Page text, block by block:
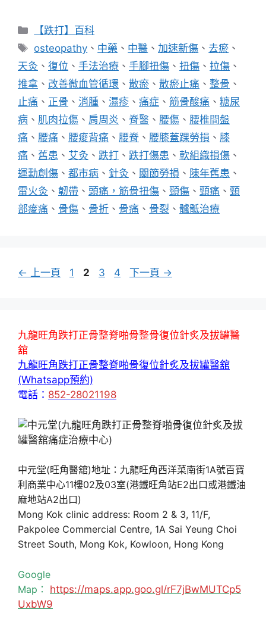
分
類
【跌打】百科
標
籤
osteopathy 、 中藥 、 中醫 、加速新傷 、去瘀 、
天灸 、 復位 、 手法治療 、 手腳扭傷 、 扭傷 、 拉傷 、
推拿 、 改善微血管循環 、 散瘀 、 散瘀止痛 、 整骨 、
止痛 、 正骨 、 消腫 、 濕疹 、 痛症 、 筋骨酸痛 、 糖尿
病 、 肌肉拉傷 、 肩周炎 、 脊醫 、 腰傷 、 腰椎間盤
痛 、 腰痛 、 腰痠背痛 、 腰脊 、 腰膝蓋踝勞損 、 膝
痛 、 舊患 、 艾灸 、 跌打 、 跌打傷患 、 軟組織損傷 、
運勳創傷 、 都市病 、 針灸 、 關節勞損 、 陳年舊患 、
雷火灸 、 韌帶 、 頭痛，筋骨扭傷 、 頸傷 、 頸痛 、 頸
部痠痛 、 骨傷 、 骨折 、 骨痛 、 骨裂 、 髗骶治療
← 上一頁
頁
1
頁
2
頁
3
頁
4 下一頁 →
九龍旺角跌打正骨整脊啪骨整骨復位針炙及拔罐醫
舘
九龍旺角跌打正骨整脊啪骨復位針炙及拔罐醫舘
(Whatsapp預約)
電話： 852-28021198
中元堂(旺角醫舘)地址：九龍旺角西洋菜南街1A號百寶
利商業中心11樓02及03室(港鐵旺角站E2出口或港鐵油
麻地站A2出口)
Mong Kok clinic address: Room 2 & 3, 11/F,
Pakpolee Commercial Centre, 1A Sai Yeung Choi
Street South, Mong Kok, Kowloon, Hong Kong
Google
Map： https://maps.app.goo.gl/rF7jBwMUTCp5
UxbW9